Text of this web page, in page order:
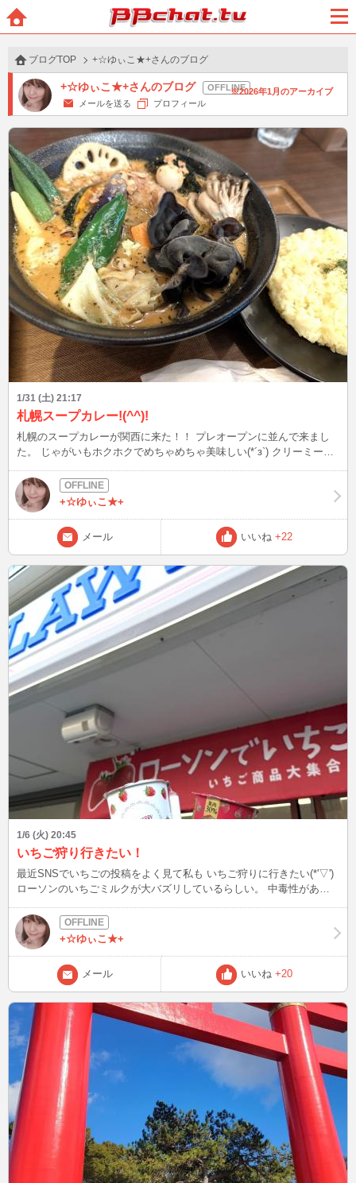
BBchatTV
ブログTOP +☆ゆぃこ★+さんのブログ
+☆ゆぃこ★+さんのブログ
2026年1月のアーカイブ
メールを送る
プロフィール
1/31 (土) 21:17
札幌スープカレー!(^^)!
札幌のスープカレーが関西に来た！！ プレオープンに並んで来まし
た。 じゃがいもホクホクでめちゃめちゃ美味しい(*´з`) クリーミーな
美味しいの！
+☆ゆぃこ★+
メール いいね +22
1/6 (火) 20:45
いちご狩り行きたい！
最近SNSでいちごの投稿をよく見て私も いちご狩りに行きたい(*'▽')
ローソンのいちごミルクが大バズリしているらしい。 中毒性がある
+☆ゆぃこ★+
メール いいね +20